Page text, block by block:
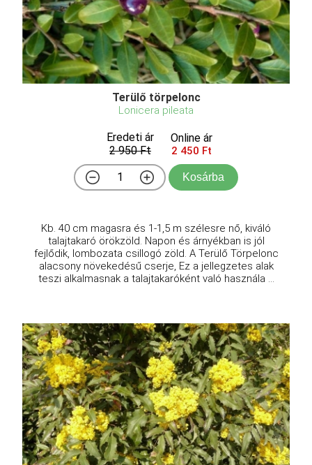
Terülő törpelonc
Lonicera pileata
Eredeti ár
2 950 Ft
Online ár
2 450 Ft
Kosárba
Kb. 40 cm magasra és 1-1,5 m szélesre nő, kiváló
talajtakaró örökzöld. Napon és árnyékban is jól
fejlődik, lombozata csillogó zöld. A Terülő Törpelonc
alacsony növekedésű cserje, Ez a jellegzetes alak
teszi alkalmasnak a talajtakaróként való használa ...